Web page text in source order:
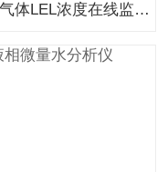
可燃气体LEL浓度在线监测系统